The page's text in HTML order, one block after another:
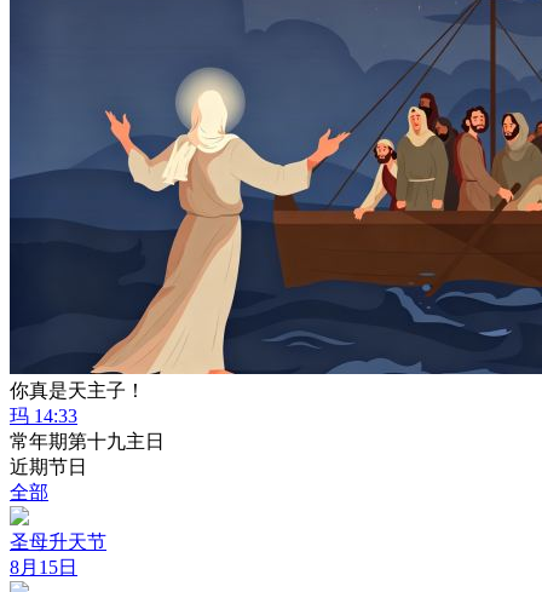
你真是天主子！
玛 14:33
常年期第十九主日
近期节日
全部
圣母升天节
8月15日